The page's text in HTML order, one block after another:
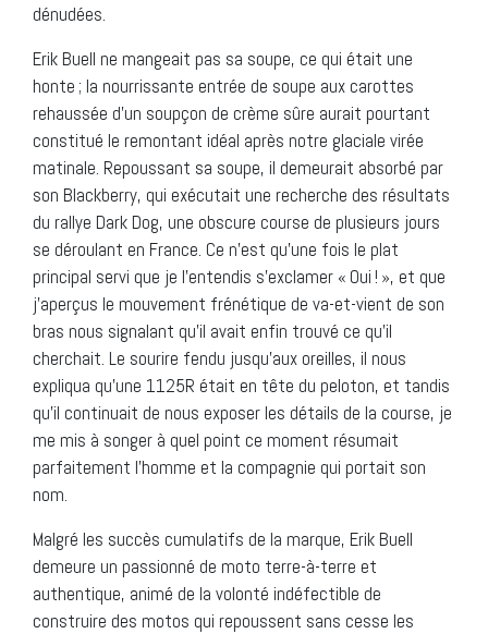
dénudées.
Erik Buell ne mangeait pas sa soupe, ce qui était une
honte ; la nourrissante entrée de soupe aux carottes
rehaussée d’un soupçon de crème sûre aurait pourtant
constitué le remontant idéal après notre glaciale virée
matinale. Repoussant sa soupe, il demeurait absorbé par
son Blackberry, qui exécutait une recherche des résultats
du rallye Dark Dog, une obscure course de plusieurs jours
se déroulant en France. Ce n’est qu’une fois le plat
principal servi que je l’entendis s’exclamer « Oui ! », et que
j’aperçus le mouvement frénétique de va-et-vient de son
bras nous signalant qu’il avait enfin trouvé ce qu’il
cherchait. Le sourire fendu jusqu’aux oreilles, il nous
expliqua qu’une 1125R était en tête du peloton, et tandis
qu’il continuait de nous exposer les détails de la course, je
me mis à songer à quel point ce moment résumait
parfaitement l’homme et la compagnie qui portait son
nom.
Malgré les succès cumulatifs de la marque, Erik Buell
demeure un passionné de moto terre-à-terre et
authentique, animé de la volonté indéfectible de
construire des motos qui repoussent sans cesse les